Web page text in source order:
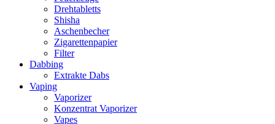
Drehtabletts
Shisha
Aschenbecher
Zigarettenpapier
Filter
Dabbing
Extrakte Dabs
Vaping
Vaporizer
Konzentrat Vaporizer
Vapes